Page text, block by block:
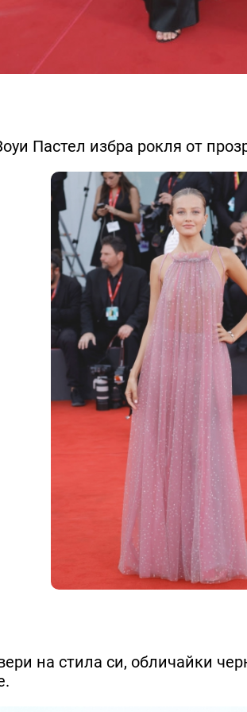
Пастел избра рокля от
на стила си, обличайки